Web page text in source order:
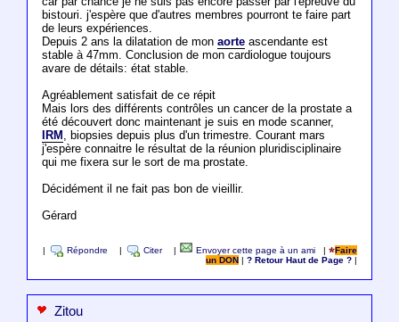
bistouri. j'espère que d'autres membres pourront te faire part
de leurs expériences.
Depuis 2 ans la dilatation de mon aorteascendante est
stable à 47mm. Conclusion de mon cardiologue toujours
avare de détails: état stable.
Agréablement satisfait de ce répit
Mais lors des différents contrôles un cancer de la prostate a
été découvert donc maintenant je suis en mode scanner,
IRM , biopsies depuis plus d'un trimestre. Courant mars
j'espère connaitre le résultat de la réunion pluridisciplinaire
qui me fixera sur le sort de ma prostate.
Décidément il ne fait pas bon de vieillir.
Gérard
Répondre Citer Envoyer cette page à un ami |
Faire
un DON
|? Retour Haut de Page ?
Zitou